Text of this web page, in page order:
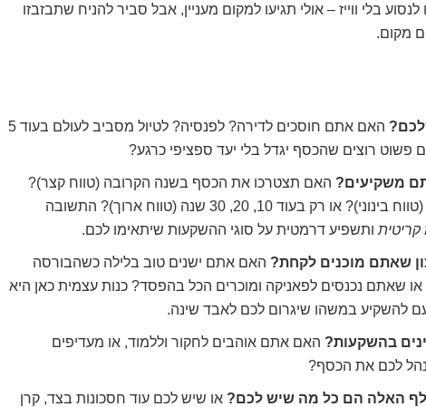
בלי ווייז – אולי תגיעו למקום מעניין, אבל סביר להניח שתבזבזו
מקום.
האם אתם חוסכים לדירה? לפנסיה? לטיול מסביב לעולם בעוד 5
פשוט רוצים שהכסף יגדל בלי יעד ספציפי כרגע?
משקיעים? האם תצטרכו את הכסף בשנה הקרובה (טווח קצר)?
בעוד 3-7 שנים (טווח בינוני)? או רק בעוד 10, 20, 30 שנה (טווח ארוך)? התשובה
קריטית ותשפיע דרמטית על סוגי ההשקעות שיתאימו לכם.
שאתם מוכנים לקחת? האם אתם ישנים טוב בלילה כשהבורסה
ב-10%? או שאתם נכנסים לפאניקה ומוכרים הכל בהפסד? כנות עצמית כאן היא
להשקיע במשהו שיגרום לכם לאבד שינה.
בהשקעות? האם אתם אוהבים לחקור וללמוד, או מעדיפים
לכם את הכסף?
או שיש לכם עוד חסכונות בצד, קרן